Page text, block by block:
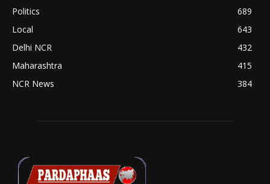
Politics
689
Local
643
Delhi NCR
432
Maharashtra
415
NCR News
384